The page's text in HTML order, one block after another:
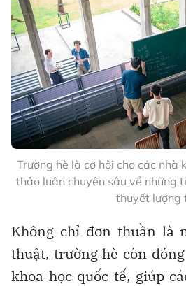
Trường hè là cơ hội cho các nhà
thảo luận chuyên sâu về những
thuyết lượng
Không chỉ đơn thuần là
thuật, trường hè còn
khoa học quốc tế, giúp